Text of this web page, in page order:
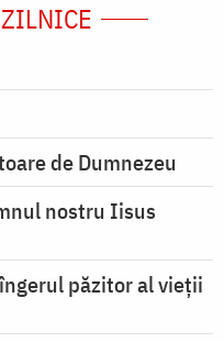
de Dumnezeu
nostru Iisus
păzitor al vieții